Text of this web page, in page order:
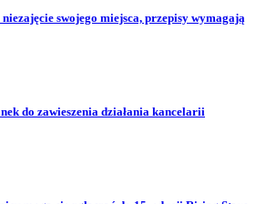
swojego miejsca, przepisy wymagają
do zawieszenia działania kancelarii